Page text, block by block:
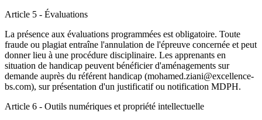
Article 5 - Évaluations
La présence aux évaluations programmées est obligatoire. Toute
fraude ou plagiat entraîne l'annulation de l'épreuve concernée et peut
donner lieu à une procédure disciplinaire. Les apprenants en
situation de handicap peuvent bénéficier d'aménagements sur
demande auprès du référent handicap (mohamed.ziani@excellence-
bs.com), sur présentation d'un justificatif ou notification MDPH.
Article 6 - Outils numériques et propriété intellectuelle